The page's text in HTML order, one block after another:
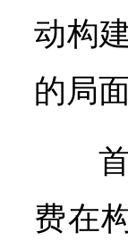
动构
的局面
费在